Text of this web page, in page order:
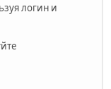
логин и